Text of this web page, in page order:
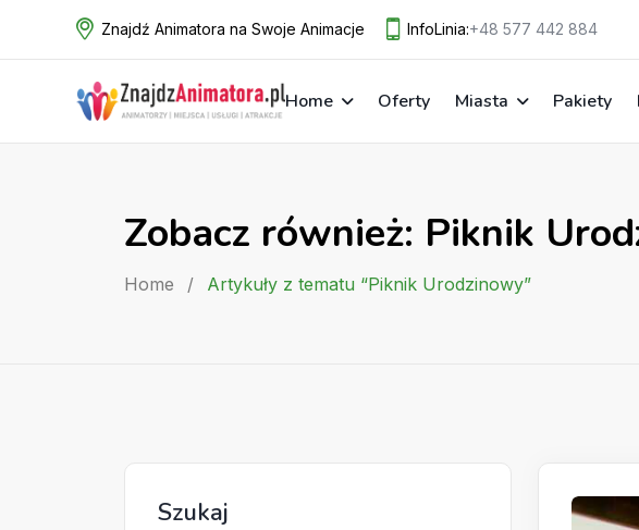
Znajdź Animatora na Swoje Animacje InfoLinia:+48 577 442 884
Home Oferty Miasta Pakiety
Zobacz również: Piknik
Home / Artykuły z tematu “Piknik Urodzinowy”
Szukaj